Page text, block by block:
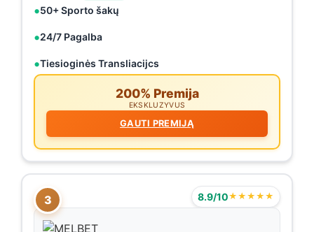
50+ Sporto šakų
24/7 Pagalba
Tiesioginės Transliacijcs
200% Premija
EKSKLUZYVUS
GAUTI PREMIJĄ
3 8.9/10★★★★★